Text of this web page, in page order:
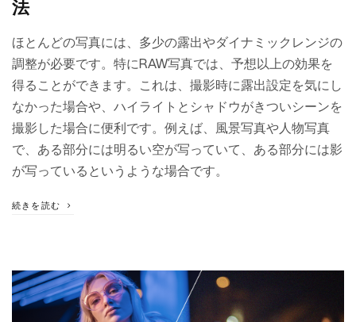
法
ほとんどの写真には、多少の露出やダイナミックレンジの
調整が必要です。特にRAW写真では、予想以上の効果を
得ることができます。これは、撮影時に露出設定を気にし
なかった場合や、ハイライトとシャドウがきついシーンを
撮影した場合に便利です。例えば、風景写真や人物写真
で、ある部分には明るい空が写っていて、ある部分には影
が写っているというような場合です。
続きを読む